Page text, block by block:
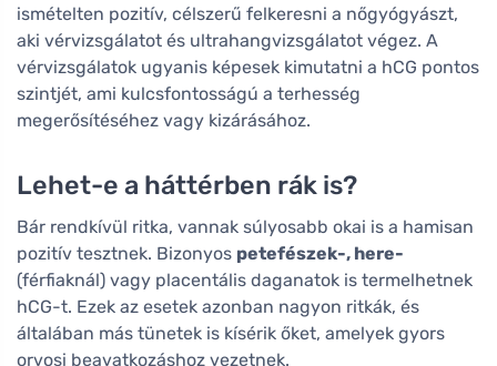
ismételten pozitív, célszerű felkeresni a nőgyógyászt,
aki vérvizsgálatot és ultrahangvizsgálatot végez. A
vérvizsgálatok ugyanis képesek kimutatni a hCG pontos
szintjét, ami kulcsfontosságú a terhesség
megerősítéséhez vagy kizárásához.
Lehet-e a háttérben rák is?
Bár rendkívül ritka, vannak súlyosabb okai is a hamisan
pozitív tesztnek. Bizonyos petefészek-, here-
(férfiaknál) vagy placentális daganatok is termelhetnek
hCG-t. Ezek az esetek azonban nagyon ritkák, és
általában más tünetek is kísérik őket, amelyek gyors
orvosi beavatkozáshoz vezetnek.